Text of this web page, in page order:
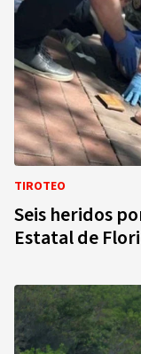
TIROTEO
Seis heridos
Estatal de